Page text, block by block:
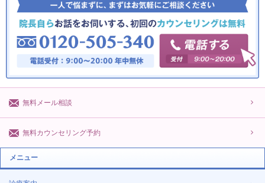
無料メール相談
無料カウンセリング予約
メニュー